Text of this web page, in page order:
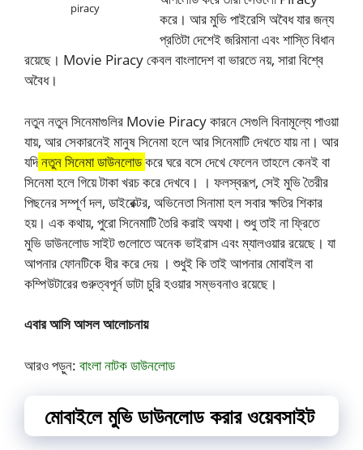
piracy
করে। আর মুভি পাইরেসি অবৈধ যার জন্য
প্রতিটা দেশেই জরিমানা এবং শাস্তি বিধান
রয়েছে। Movie Piracy কেবল বাংলাদেশ বা ভারতে নয়, সারা বিশ্বে
অবৈধ।
নতুন নতুন সিনেমাগুলির Movie Piracy কারনে সেগুলি বিনামূল্যে পাওয়া
যায়, আর সেকারনেই মানুষ সিনেমা হলে আর সিনেমাটি দেখতে যায় না। আর
যদিনতুন সিনেমা ডাউনলোডকরে ঘরে বসে দেখে ফেলেন তাহলে কেনই বা
সিনেমা হলে গিয়ে টাকা খরচ করে দেখবে। । ফলস্বরূপ, সেই মুভি তৈরীর
পিছনের সম্পূর্ণ দল, ডাইরেক্টর, অভিনেতা সিনামা হল সবার ক্ষতির শিকার
হয়। এক কথায়, পুরো সিনেমাটি তৈরি করাই অযথা। শুধু তাই না ফ্রিতে
মুভি ডাউনলোড সাইট গুলোতে অনেক ভাইরাস এবং ম্যালওয়ার রয়েছে। যা
আপনার ফোনটিকে ধীর করে দেয় । শুধুই কি তাই আপনার মোবাইল বা
কম্পিউটারের গুরুত্বপূর্ন ডাটা চুরি হওয়ার সম্ভবনাও রয়েছে।
এবার আসি আসল আলোচনায়
আরও পড়ুন: বাংলা নাটক ডাউনলোড
মোবাইলে মুভি ডাউনলোড করার ওয়েবসাইট